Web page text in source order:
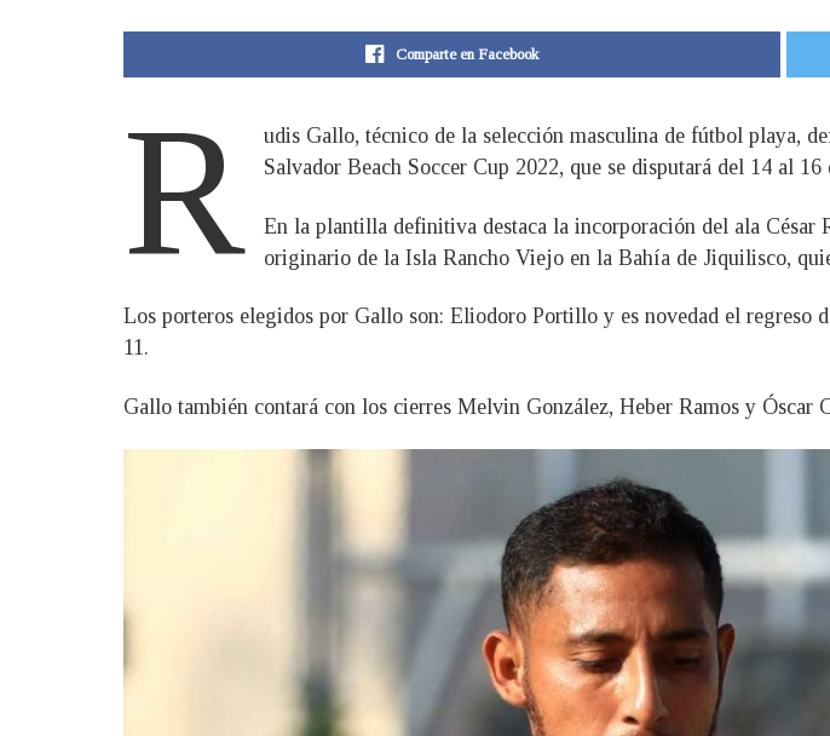
Comparte en Facebook
R
udis Gallo, técnico de la selección masculina de fútbol playa,
Salvador Beach Soccer Cup 2022, que se disputará del 14 al
En la plantilla definitiva destaca la incorporación del ala
originario de la Isla Rancho Viejo en la Bahía de Jiquilisco,
Los porteros elegidos por Gallo son: Eliodoro Portillo y es novedad el regreso
11.
Gallo también contará con los cierres Melvin González, Heber Ramos y Óscar